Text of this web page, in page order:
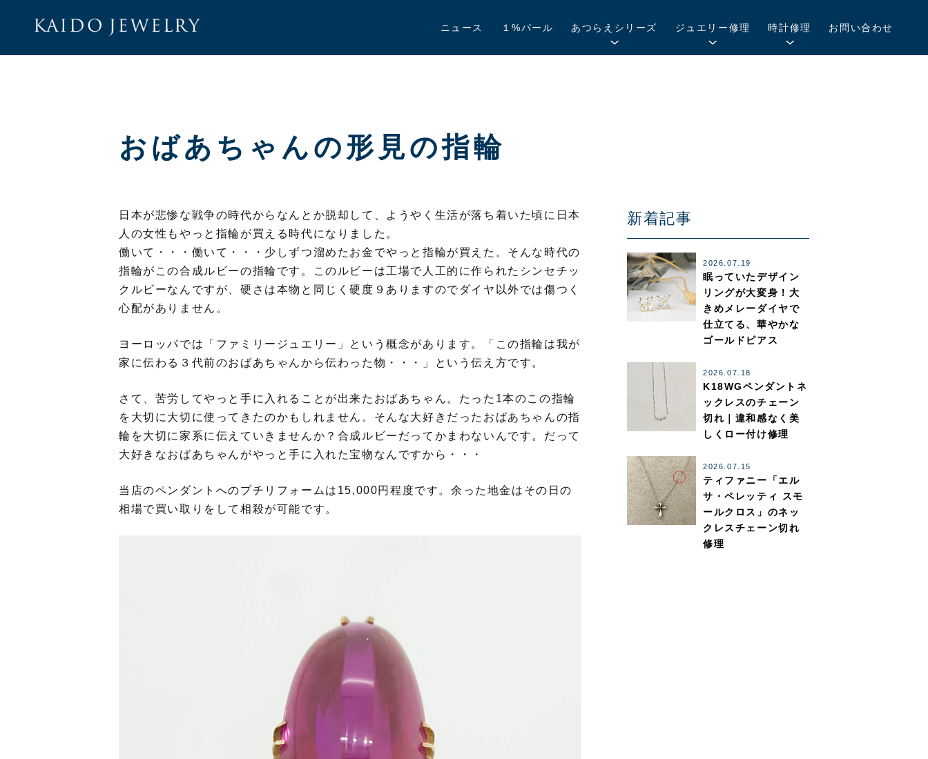
KAIDO JEWELRYニュース １%パール あつらえシリーズ ジュエリー修理 時計修理 お問い合わせ
おばあちゃんの形見の指輪
日本が悲惨な戦争の時代からなんとか脱却して、ようやく生活が落ち着いた頃に日本
人の女性もやっと指輪が買える時代になりました。
働いて・・・働いて・・・少しずつ溜めたお金でやっと指輪が買えた。そんな時代の
指輪がこの合成ルビーの指輪です。このルビーは工場で人工的に作られたシンセチッ
クルビーなんですが、硬さは本物と同じく硬度９ありますのでダイヤ以外では傷つく
心配がありません。
ヨーロッパでは「ファミリージュエリー」という概念があります。「この指輪は我が
家に伝わる３代前のおばあちゃんから伝わった物・・・」という伝え方です。
さて、苦労してやっと手に入れることが出来たおばあちゃん。たった1本のこの指輪
を大切に大切に使ってきたのかもしれません。そんな大好きだったおばあちゃんの指
輪を大切に家系に伝えていきませんか？合成ルビーだってかまわないんです。だって
大好きなおばあちゃんがやっと手に入れた宝物なんですから・・・
当店のペンダントへのプチリフォームは15,000円程度です。余った地金はその日の
相場で買い取りをして相殺が可能です。
新着記事
2026.07.19
眠っていたデザイン
リングが大変身！大
きめメレーダイヤで
仕立てる、華やかな
ゴールドピアス
2026.07.18
K18WGペンダントネ
ックレスのチェーン
切れ｜違和感なく美
しくロー付け修理
2026.07.15
ティファニー「エル
サ・ペレッティ スモ
ールクロス」のネッ
クレスチェーン切れ
修理